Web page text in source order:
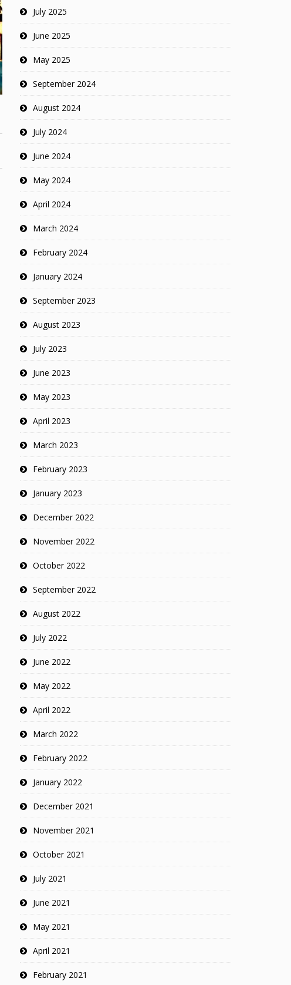
July 2025
June 2025
May 2025
September 2024
August 2024
July 2024
June 2024
May 2024
April 2024
March 2024
February 2024
January 2024
September 2023
August 2023
July 2023
June 2023
May 2023
April 2023
March 2023
February 2023
January 2023
December 2022
November 2022
October 2022
September 2022
August 2022
July 2022
June 2022
May 2022
April 2022
March 2022
February 2022
January 2022
December 2021
November 2021
October 2021
July 2021
June 2021
May 2021
April 2021
February 2021